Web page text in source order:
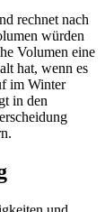
rechnet nach
würden
Volumen eine
hat, wenn es
im Winter
in den